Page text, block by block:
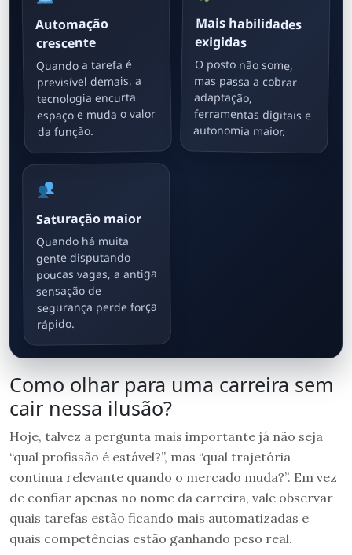
Automação
crescente
Quando a tarefa é
previsível demais, a
tecnologia encurta
espaço e muda o valor
da função.
Mais habilidades
exigidas
O posto não some,
mas passa a cobrar
adaptação,
ferramentas digitais e
autonomia maior.
Saturação maior
Quando há muita
gente disputando
poucas vagas, a antiga
sensação de
segurança perde força
rápido.
Como olhar para uma carreira sem
cair nessa ilusão?
Hoje, talvez a pergunta mais importante já não seja
“qual profissão é estável?”, mas “qual trajetória
continua relevante quando o mercado muda?”. Em vez
de confiar apenas no nome da carreira, vale observar
quais tarefas estão ficando mais automatizadas e
quais competências estão ganhando peso real.